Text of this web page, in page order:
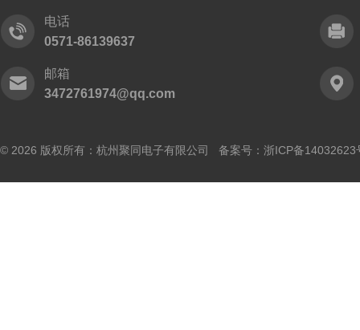
电话
0571-86139637
邮箱
3472761974@qq.com
© 2026 版权所有：杭州聚同电子有限公司 备案号： 浙ICP备14032623